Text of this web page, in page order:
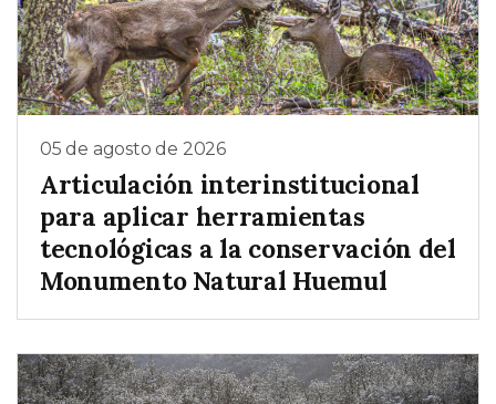
05 de agosto de 2026
Articulación interinstitucional
para aplicar herramientas
tecnológicas a la conservación del
Monumento Natural Huemul